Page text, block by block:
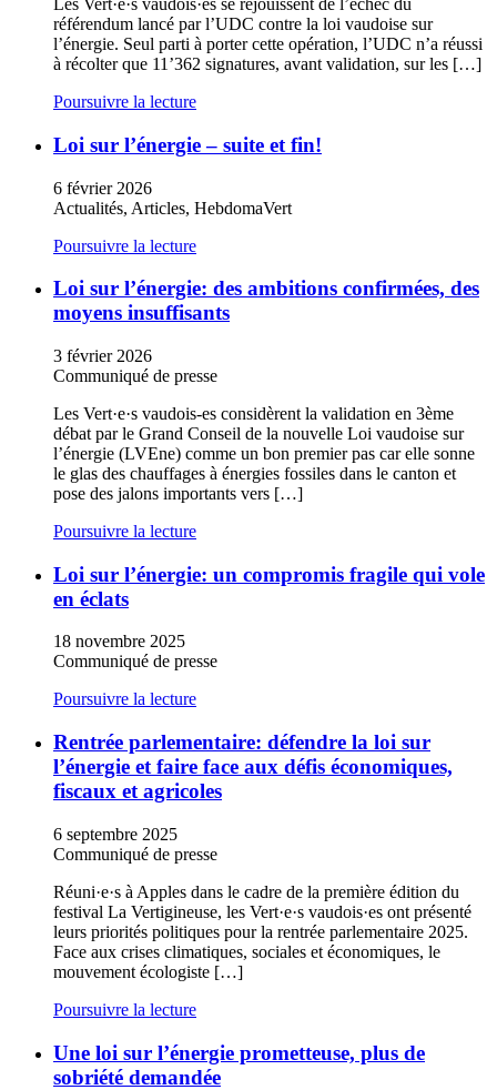
Les Vert·e·s vaudois·es se réjouissent de l’échec du
référendum lancé par l’UDC contre la loi vaudoise sur
l’énergie. Seul parti à porter cette opération, l’UDC n’a réussi
à récolter que 11’362 signatures, avant validation, sur les […]
Poursuivre la lecture
Loi sur l’énergie – suite et fin!
6 février 2026
Actualités, Articles, HebdomaVert
Poursuivre la lecture
Loi sur l’énergie: des ambitions confirmées, des
moyens insuffisants
3 février 2026
Communiqué de presse
Les Vert·e·s vaudois-es considèrent la validation en 3ème
débat par le Grand Conseil de la nouvelle Loi vaudoise sur
l’énergie (LVEne) comme un bon premier pas car elle sonne
le glas des chauffages à énergies fossiles dans le canton et
pose des jalons importants vers […]
Poursuivre la lecture
Loi sur l’énergie: un compromis fragile qui vole
en éclats
18 novembre 2025
Communiqué de presse
Poursuivre la lecture
Rentrée parlementaire: défendre la loi sur
l’énergie et faire face aux défis économiques,
fiscaux et agricoles
6 septembre 2025
Communiqué de presse
Réuni·e·s à Apples dans le cadre de la première édition du
festival La Vertigineuse, les Vert·e·s vaudois·es ont présenté
leurs priorités politiques pour la rentrée parlementaire 2025.
Face aux crises climatiques, sociales et économiques, le
mouvement écologiste […]
Poursuivre la lecture
Une loi sur l’énergie prometteuse, plus de
sobriété demandée